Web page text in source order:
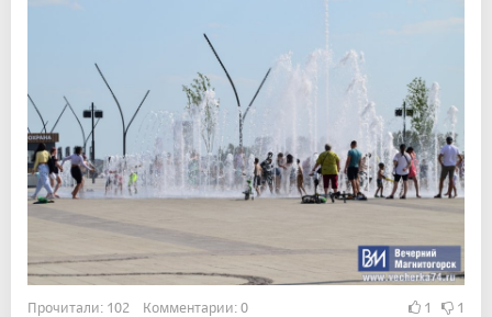
Прочитали: 102 Комментарии: 0 1 1